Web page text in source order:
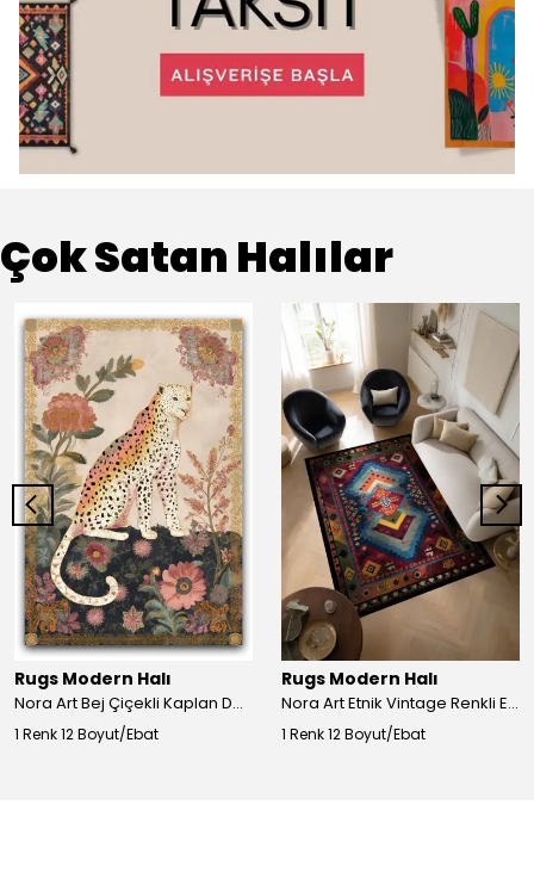
Çok Satan Halılar
Rugs Modern Halı
Nora Art Bej Çiçekli Kaplan Desenli Dokuma Taban Dekoratif Salon Halısı 61
1 Renk 12 Boyut/Ebat
Rugs Modern Halı
Nora Art Etnik Vintage Renkli Eskitme Dokuma Taban Dekoratif Salon Halısı 63
1 Renk 12 Boyut/Ebat